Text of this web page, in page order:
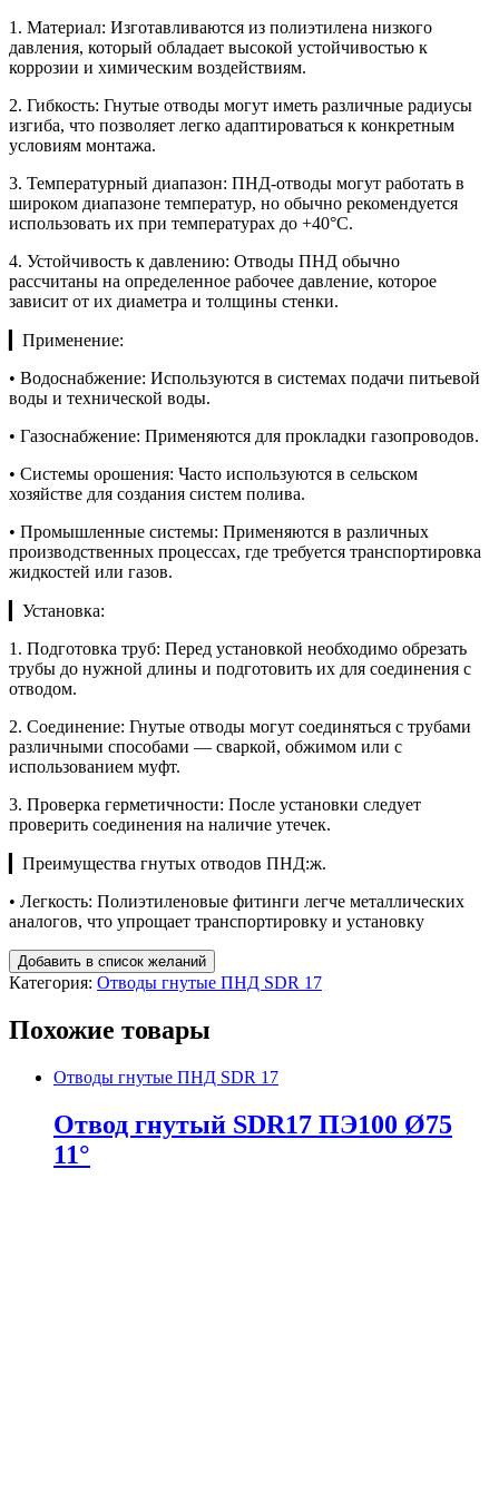
1. Материал: Изготавливаются из полиэтилена низкого
давления, который обладает высокой устойчивостью к
коррозии и химическим воздействиям.
2. Гибкость: Гнутые отводы могут иметь различные радиусы
изгиба, что позволяет легко адаптироваться к конкретным
условиям монтажа.
3. Температурный диапазон: ПНД-отводы могут работать в
широком диапазоне температур, но обычно рекомендуется
использовать их при температурах до +40°C.
4. Устойчивость к давлению: Отводы ПНД обычно
рассчитаны на определенное рабочее давление, которое
зависит от их диаметра и толщины стенки.
▎Применение:
• Водоснабжение: Используются в системах подачи питьевой
воды и технической воды.
• Газоснабжение: Применяются для прокладки газопроводов.
• Системы орошения: Часто используются в сельском
хозяйстве для создания систем полива.
• Промышленные системы: Применяются в различных
производственных процессах, где требуется транспортировка
жидкостей или газов.
▎Установка:
1. Подготовка труб: Перед установкой необходимо обрезать
трубы до нужной длины и подготовить их для соединения с
отводом.
2. Соединение: Гнутые отводы могут соединяться с трубами
различными способами — сваркой, обжимом или с
использованием муфт.
3. Проверка герметичности: После установки следует
проверить соединения на наличие утечек.
▎Преимущества гнутых отводов ПНД:ж.
• Легкость: Полиэтиленовые фитинги легче металлических
аналогов, что упрощает транспортировку и установку
Добавить в список желаний
Категория: Отводы гнутые ПНД SDR 17
Похожие товары
Отводы гнутые ПНД SDR 17
Отвод гнутый SDR17 ПЭ100 Ø75
11°